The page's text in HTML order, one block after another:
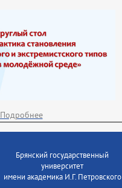
Подробнее
Брянский государственный
университет
имени академика И.Г. Петровского